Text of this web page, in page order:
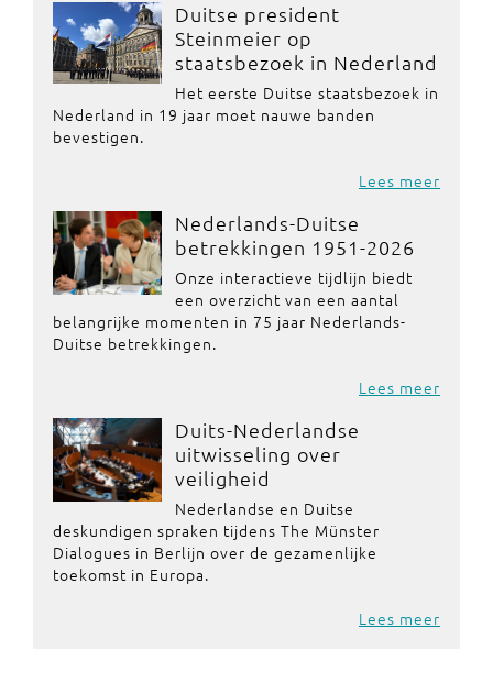
Duitse president
Steinmeier op
staatsbezoek in Nederland
Het eerste Duitse staatsbezoek in
Nederland in 19 jaar moet nauwe banden
bevestigen.
Lees meer
Nederlands-Duitse
betrekkingen 1951-2026
Onze interactieve tijdlijn biedt
een overzicht van een aantal
belangrijke momenten in 75 jaar Nederlands-
Duitse betrekkingen.
Lees meer
Duits-Nederlandse
uitwisseling over
veiligheid
Nederlandse en Duitse
deskundigen spraken tijdens The Münster
Dialogues in Berlijn over de gezamenlijke
toekomst in Europa.
Lees meer